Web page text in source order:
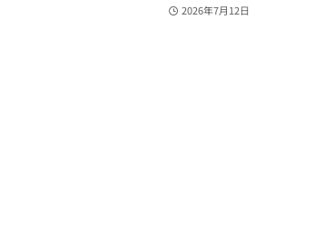
2026年7月12日